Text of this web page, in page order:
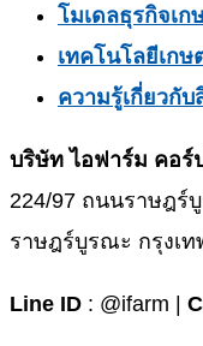
โมเดลธุรกิจเก
เทคโนโลยีเกษ
ความรู้เกี่ยวกับ
บริษัท ไอฟาร์ม คอร์
224/97 ถนนราษฎร์
ราษฎร์บูรณะ กรุงเ
Line ID : @ifarm |